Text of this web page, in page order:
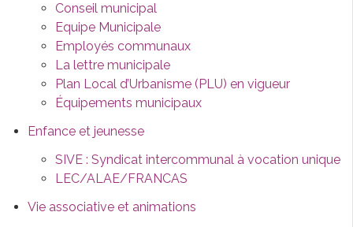
Conseil municipal
Equipe Municipale
Employés communaux
La lettre municipale
Plan Local d’Urbanisme (PLU) en vigueur
Équipements municipaux
Enfance et jeunesse
SIVE : Syndicat intercommunal à vocation unique
LEC/ALAE/FRANCAS
Vie associative et animations